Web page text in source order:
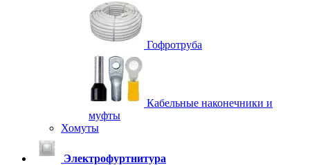
Гофротруба
Кабельные наконечники и
муфты
Хомуты
Электрофуртнитура